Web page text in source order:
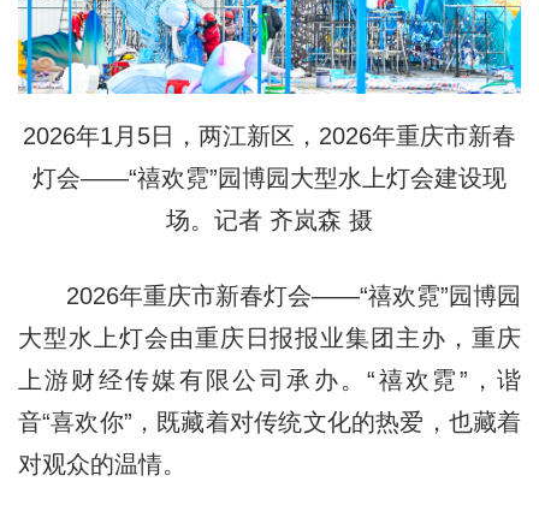
2026年1月5日，两江新区，2026年重庆市新春
灯会——“禧欢霓”园博园大型水上灯会建设现
场。记者 齐岚森 摄
2026年重庆市新春灯会——“禧欢霓”园博园
大型水上灯会由重庆日报报业集团主办，重庆
上游财经传媒有限公司承办。“禧欢霓”，谐
音“喜欢你”，既藏着对传统文化的热爱，也藏着
对观众的温情。